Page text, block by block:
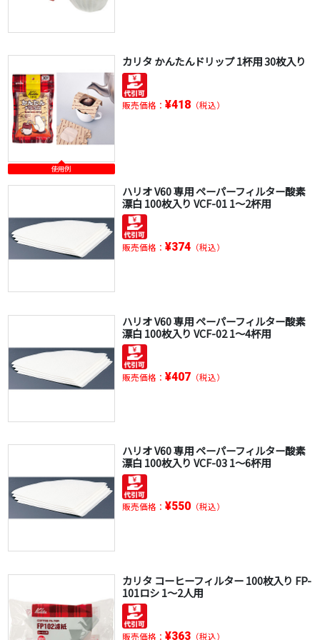
使用例
カリタ かんたんドリップ 1杯用 30枚入り
販売価格： ¥418（税込）
ハリオ V60 専用 ペーパーフィルター酸素
漂白 100枚入り VCF-01 1～2杯用
販売価格： ¥374（税込）
ハリオ V60 専用 ペーパーフィルター酸素
漂白 100枚入り VCF-02 1～4杯用
販売価格： ¥407（税込）
ハリオ V60 専用 ペーパーフィルター酸素
漂白 100枚入り VCF-03 1～6杯用
販売価格： ¥550（税込）
カリタ コーヒーフィルター 100枚入り FP-
101ロシ 1～2人用
販売価格： ¥363（税込）